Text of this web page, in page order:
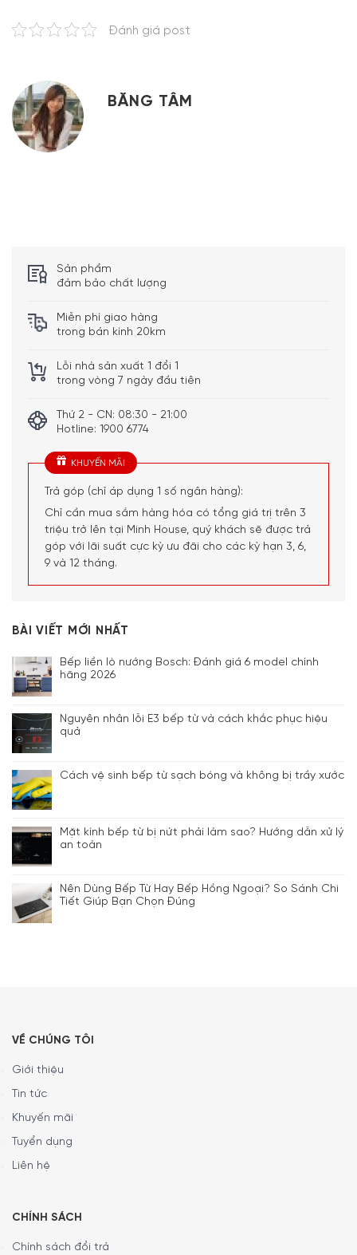
Đánh giá post
BĂNG TÂM
Sản phẩm
đảm bảo chất lượng
Miễn phí giao hàng
trong bán kính 20km
Lỗi nhà sản xuất 1 đổi 1
trong vòng 7 ngày đầu tiên
Thứ 2 - CN: 08:30 - 21:00
Hotline: 1900 6774
KHUYẾN MÃI
Trả góp (chỉ áp dụng 1 số ngân hàng):
Chỉ cần mua sắm hàng hóa có tổng giá trị trên 3
triệu trở lên tại Minh House, quý khách sẽ được trả
góp với lãi suất cực kỳ ưu đãi cho các kỳ hạn 3, 6,
9 và 12 tháng.
BÀI VIẾT MỚI NHẤT
Bếp liền lò nướng Bosch: Đánh giá 6 model chính
hãng 2026
Nguyên nhân lỗi E3 bếp từ và cách khắc phục hiệu
quả
Cách vệ sinh bếp từ sạch bóng và không bị trầy xước
Mặt kính bếp từ bị nứt phải làm sao? Hướng dẫn xử lý
an toàn
Nên Dùng Bếp Từ Hay Bếp Hồng Ngoại? So Sánh Chi
Tiết Giúp Bạn Chọn Đúng
VỀ CHÚNG TÔI
Giới thiệu
Tin tức
Khuyến mãi
Tuyển dụng
Liên hệ
CHÍNH SÁCH
Chính sách đổi trả